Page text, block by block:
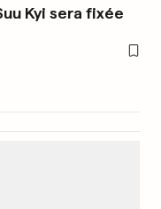
Kyi sera fixée